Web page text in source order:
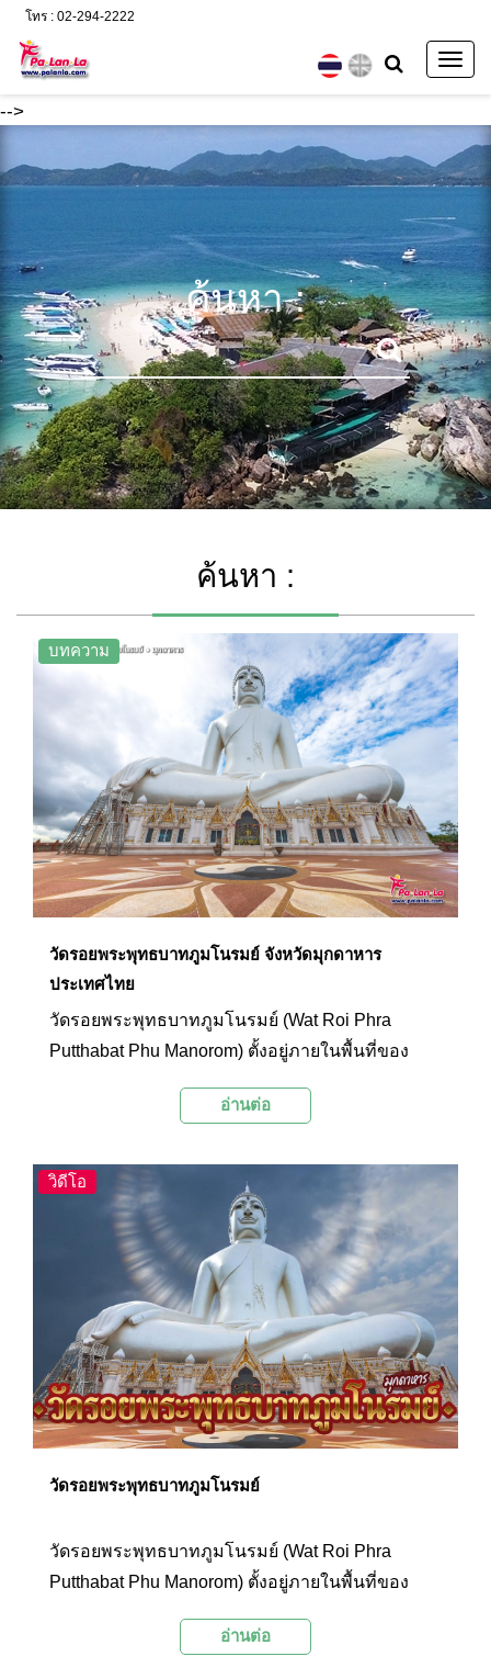
-->
โทร : 02-294-2222
ค้นหา :
ค้นหา :
บทความ
วัดรอยพระพุทธบาทภูมโนรมย์ จังหวัดมุกดาหาร
ประเทศไทย
วัดรอยพระพุทธบาทภูมโนรมย์ (Wat Roi Phra
Putthabat Phu Manorom) ตั้งอยู่ภายในพื้นที่ของ
ร่มรื่น มีโบราณสถานและโบราณวัตถุมากมาย เช่น
องค์ใหญ่แก้วมุกดาศรีไตรรัตน์ และรูปปั้นพญาศรี
มุกดามหามุนีนีลปาลนาคราช นักท่องเที่ยวนิยมมา
สักการะสิ่งศักดิ์สิทธิ์ต่างๆ ภายในวัดแห่งนี้เพื่อความ
เป็นสิริมงคลแก่ชีวิต และชมวิวมุมสูงจากบนเขาที่
เป็นที่ประดิษฐานองค์พระใหญ่ซึ่งสามารถมองเห็น
ทัศนียภาพอันสวยงามแม่น้ำโขงและเมืองมุกดาหาร
ได้อย่างเต็มตา
อ่านต่อ
วิดีโอ
วัดรอยพระพุทธบาทภูมโนรมย์
วัดรอยพระพุทธบาทภูมโนรมย์ (Wat Roi Phra
Putthabat Phu Manorom) ตั้งอยู่ภายในพื้นที่ของ
ร่มรื่น มีโบราณสถานและโบราณวัตถุมากมาย เช่น
อ่านต่อ